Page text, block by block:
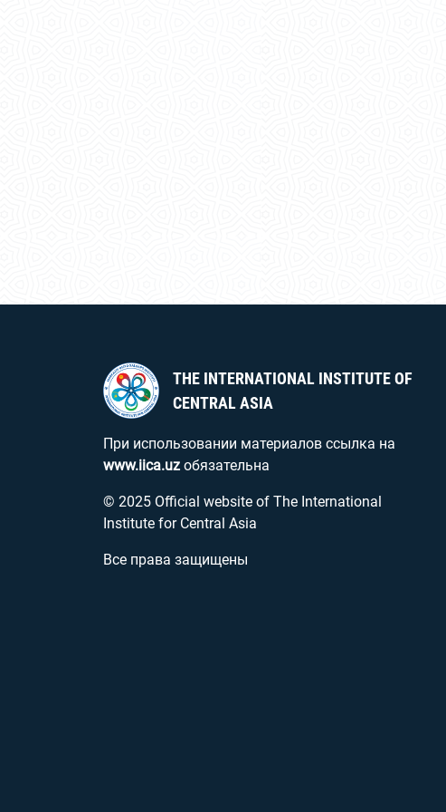
THE INTERNATIONAL INSTITUTE OF
CENTRAL ASIA
При использовании материалов ссылка на
www.iica.uz обязательна
© 2025 Official website of The International
Institute for Central Asia
Все права защищены